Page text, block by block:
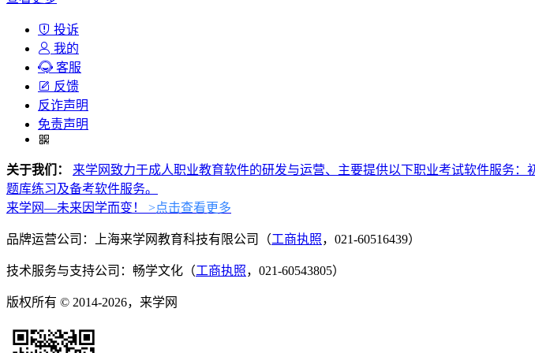
投诉
我的
客服
反馈
反诈声明
免责声明
关于我们：
来学网致力于成人职业教育软件的研发与运营、主要提供以下职业考试软件服务
题库练习及备考软件服务。
来学网—未来因学而变！
>点击查看更多
品牌运营公司：上海来学网教育科技有限公司（工商执照，021-60516439）
技术服务与支持公司：畅学文化（工商执照，021-60543805）
版权所有 © 2014-2026，来学网